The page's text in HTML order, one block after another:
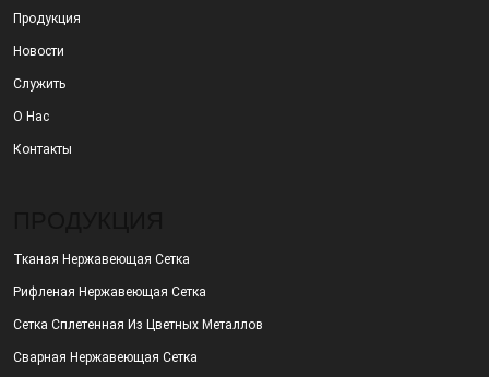
Продукция
Новости
Служить
О Нас
Контакты
Тканая Нержавеющая Сетка
Рифленая Нержавеющая Сетка
Сетка Сплетенная Из Цветных Металлов
Сварная Нержавеющая Сетка